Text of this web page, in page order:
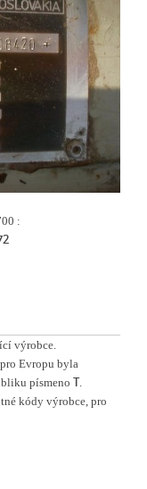
:
výrobce.
Evropu byla
písmeno T.
kódy výrobce, pro